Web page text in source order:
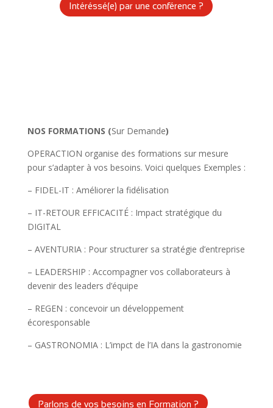
Intéréssé(e) par une conférence ?
NOS FORMATIONS (Sur Demande)
OPERACTION organise des formations sur mesure
pour s’adapter à vos besoins. Voici quelques Exemples :
– FIDEL-IT : Améliorer la fidélisation
– IT-RETOUR EFFICACITÉ : Impact stratégique du
DIGITAL
– AVENTURIA : Pour structurer sa stratégie d’entreprise
– LEADERSHIP : Accompagner vos collaborateurs à
devenir des leaders d’équipe
– REGEN : concevoir un développement
écoresponsable
– GASTRONOMIA : L’impct de l’IA dans la gastronomie
Parlons de vos besoins en Formation ?